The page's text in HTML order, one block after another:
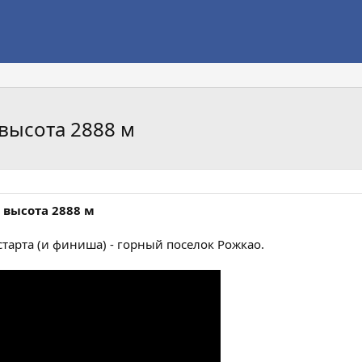
2888 м
2888 м
(и финиша) - горный поселок Рожкао.